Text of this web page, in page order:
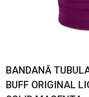
BANDANĂ
BUFF ORIGINAL